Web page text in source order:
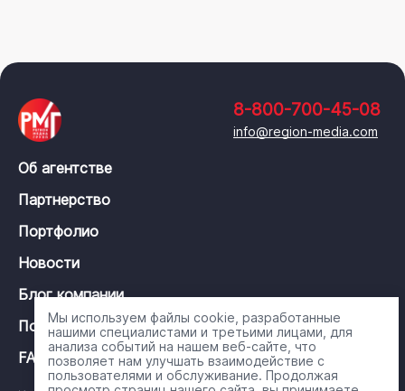
8-800-700-45-08
info@region-media.com
Об агентстве
Партнерство
Портфолио
Новости
Блог компании
Политика конфиденциальности
FAQ
Мы используем файлы cookie, разработанные
нашими специалистами и третьими лицами, для
анализа событий на нашем веб-сайте, что
позволяет нам улучшать взаимодействие с
пользователями и обслуживание. Продолжая